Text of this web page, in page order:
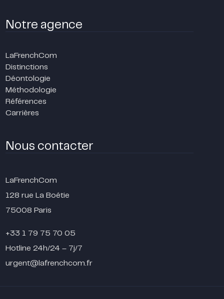
Notre agence
LaFrenchCom
Distinctions
Déontologie
Méthodologie
Références
Carrières
Nous contacter
LaFrenchCom
128 rue La Boétie
75008 Paris
+33 1 79 75 70 05
Hotline 24h/24 – 7j/7
urgent@lafrenchcom.fr